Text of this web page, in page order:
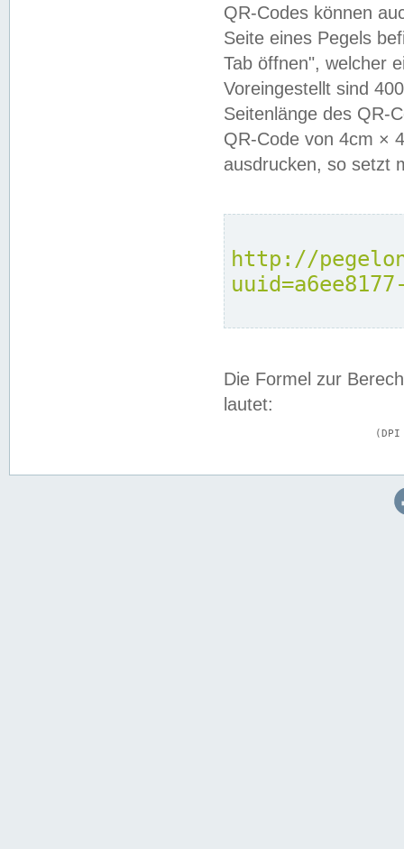
QR-Codes können
Seite eines Pegels
Tab öffnen", welcher
Voreingestellt sind
Seitenlänge des QR-
QR-Code von 4cm ×
ausdrucken, so setzt
http://
Die Formel zur
lautet: